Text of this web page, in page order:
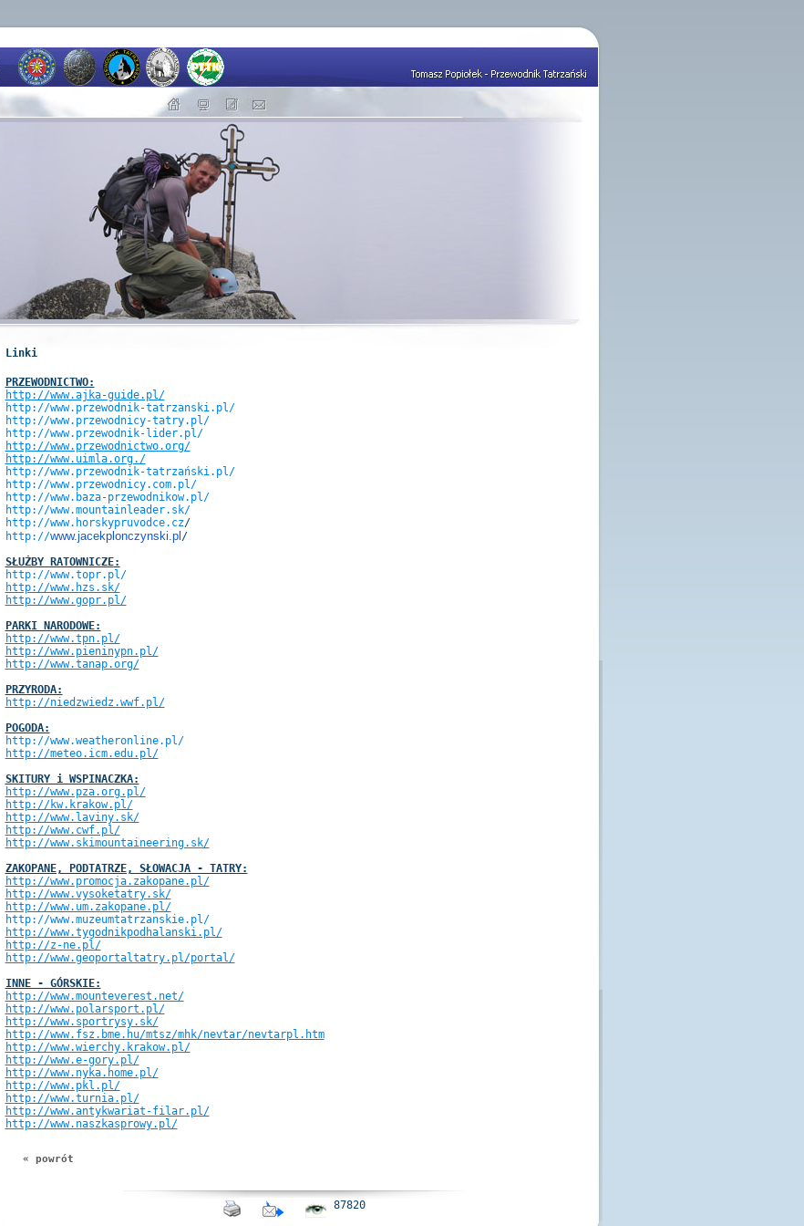
Linki
PRZEWODNICTWO:
http://www.ajka-guide.pl/
http://www.przewodnik-tatrzanski.pl/
http://www.przewodnicy-tatry.pl/
http://www.przewodnik-lider.pl/
http://www.przewodnictwo.org/
http://www.uimla.org./
http://www.przewodnik-tatrzański.pl/
http://www.przewodnicy.com.pl/
http://www.baza-przewodnikow.pl/
http://www.mountainleader.sk/
http://www.horskypruvodce.cz/
http://www.jacekplonczynski.pl /
SŁUŻBY RATOWNICZE:
http://www.topr.pl/
http://www.hzs.sk/
http://www.gopr.pl/
PARKI NARODOWE:
http://www.tpn.pl/
http://www.pieninypn.pl/
http://www.tanap.org/
PRZYRODA:
http://niedzwiedz.wwf.pl/
POGODA:
http://www.weatheronline.pl/
http://meteo.icm.edu.pl/
SKITURY i WSPINACZKA:
http://www.pza.org.pl/
http://kw.krakow.pl/
http://www.laviny.sk/
http://www.cwf.pl/
http://www.skimountaineering.sk/
ZAKOPANE, PODTATRZE, SŁOWACJA - TATRY:
http://www.promocja.zakopane.pl/
http://www.vysoketatry.sk/
http://www.um.zakopane.pl/
http://www.muzeumtatrzanskie.pl/
http://www.tygodnikpodhalanski.pl/
http://z-ne.pl/
http://www.geoportaltatry.pl/portal/
INNE - GÓRSKIE:
http://www.mounteverest.net/
http://www.polarsport.pl/
http://www.sportrysy.sk/
http://www.fsz.bme.hu/mtsz/mhk/nevtar/nevtarpl.htm
http://www.wierchy.krakow.pl/
http://www.e-gory.pl/
http://www.nyka.home.pl/
http://www.pkl.pl/
http://www.turnia.pl/
http://www.antykwariat-filar.pl/
http://www.naszkasprowy.pl/
« powrót
87820